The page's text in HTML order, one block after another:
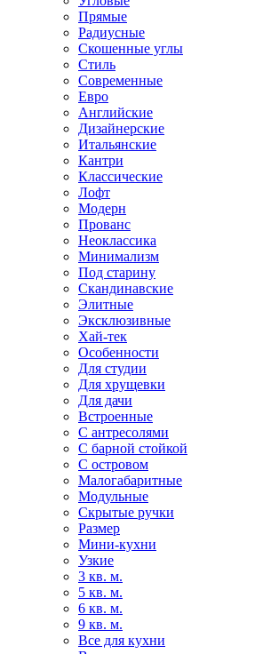
Прямые
Радиусные
Скошенные углы
Стиль
Современные
Евро
Английские
Дизайнерские
Итальянские
Кантри
Классические
Лофт
Модерн
Прованс
Неоклассика
Минимализм
Под старину
Скандинавские
Элитные
Эксклюзивные
Хай-тек
Особенности
Для студии
Для хрущевки
Для дачи
Встроенные
С антресолями
С барной стойкой
С островом
Малогабаритные
Модульные
Скрытые ручки
Размер
Мини-кухни
Узкие
3 кв. м.
5 кв. м.
6 кв. м.
9 кв. м.
Все для кухни